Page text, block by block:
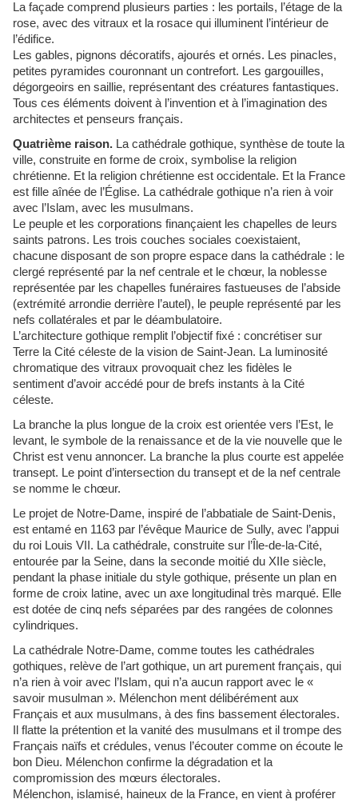
La façade comprend plusieurs parties : les portails, l’étage de la
rose, avec des vitraux et la rosace qui illuminent l’intérieur de
l’édifice.
Les gables, pignons décoratifs, ajourés et ornés. Les pinacles,
petites pyramides couronnant un contrefort. Les gargouilles,
dégorgeoirs en saillie, représentant des créatures fantastiques.
Tous ces éléments doivent à l’invention et à l’imagination des
architectes et penseurs français.
Quatrième raison. La cathédrale gothique, synthèse de toute la
ville, construite en forme de croix, symbolise la religion
chrétienne. Et la religion chrétienne est occidentale. Et la France
est fille aînée de l’Église. La cathédrale gothique n’a rien à voir
avec l’Islam, avec les musulmans.
Le peuple et les corporations finançaient les chapelles de leurs
saints patrons. Les trois couches sociales coexistaient,
chacune disposant de son propre espace dans la cathédrale : le
clergé représenté par la nef centrale et le chœur, la noblesse
représentée par les chapelles funéraires fastueuses de l’abside
(extrémité arrondie derrière l’autel), le peuple représenté par les
nefs collatérales et par le déambulatoire.
L’architecture gothique remplit l’objectif fixé : concrétiser sur
Terre la Cité céleste de la vision de Saint-Jean. La luminosité
chromatique des vitraux provoquait chez les fidèles le
sentiment d’avoir accédé pour de brefs instants à la Cité
céleste.
La branche la plus longue de la croix est orientée vers l’Est, le
levant, le symbole de la renaissance et de la vie nouvelle que le
Christ est venu annoncer. La branche la plus courte est appelée
transept. Le point d’intersection du transept et de la nef centrale
se nomme le chœur.
Le projet de Notre-Dame, inspiré de l’abbatiale de Saint-Denis,
est entamé en 1163 par l’évêque Maurice de Sully, avec l’appui
du roi Louis VII. La cathédrale, construite sur l’Île-de-la-Cité,
entourée par la Seine, dans la seconde moitié du XIIe siècle,
pendant la phase initiale du style gothique, présente un plan en
forme de croix latine, avec un axe longitudinal très marqué. Elle
est dotée de cinq nefs séparées par des rangées de colonnes
cylindriques.
La cathédrale Notre-Dame, comme toutes les cathédrales
gothiques, relève de l’art gothique, un art purement français, qui
n’a rien à voir avec l’Islam, qui n’a aucun rapport avec le «
savoir musulman ». Mélenchon ment délibérément aux
Français et aux musulmans, à des fins bassement électorales.
Il flatte la prétention et la vanité des musulmans et il trompe des
Français naïfs et crédules, venus l’écouter comme on écoute le
bon Dieu. Mélenchon confirme la dégradation et la
compromission des mœurs électorales.
Mélenchon, islamisé, haineux de la France, en vient à proférer